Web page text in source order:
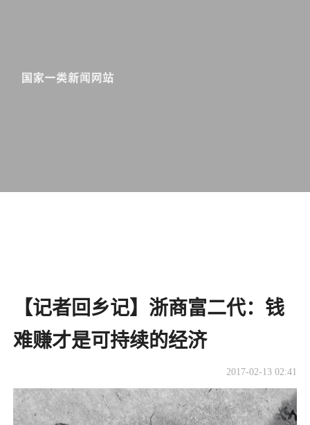
【记者回乡记】浙商富二代：钱
难赚才是可持续的经济
2017-02-13 02:41